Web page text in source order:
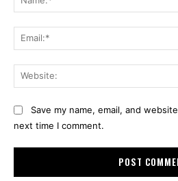
Save my name, email, and
next time I comment.